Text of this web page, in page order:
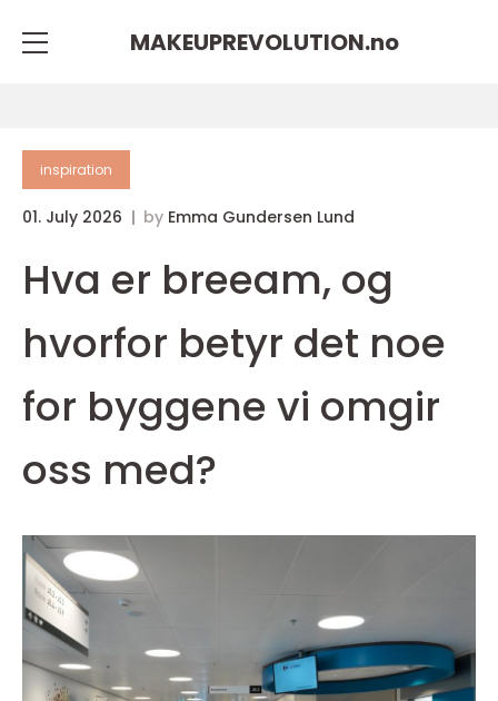
MAKEUPREVOLUTION.no
inspiration
01. July 2026 by Emma Gundersen Lund
Hva er breeam, og
hvorfor betyr det noe
for byggene vi omgir
oss med?